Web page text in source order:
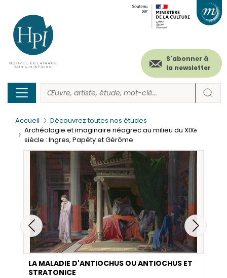
contenu
principal
Menu
secondaire
(header)
S'abonner à
la newsletter
Accueil
Découvrez toutes nos études
Archéologie et imaginaire néogrec au milieu du XIXe
siècle : Ingres, Papéty et Gérôme
LA MALADIE D'ANTIOCHUS OU ANTIOCHUS ET
STRATONICE